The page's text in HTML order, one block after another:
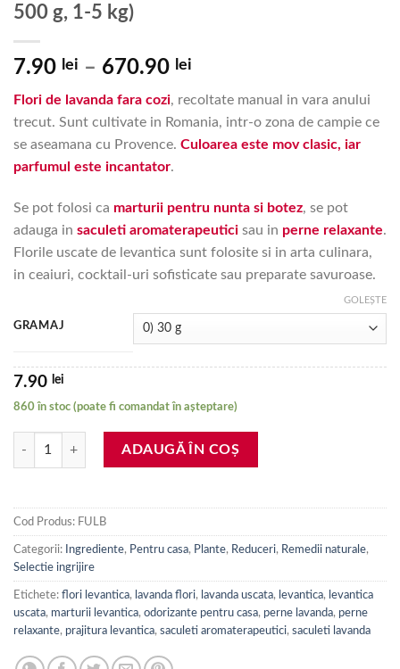
500 g, 1-5 kg)
7.90 lei – 670.90 lei
prețuri:
7.90 lei
până
Flori de lavanda fara cozi, recoltate manual in vara anului
trecut. Sunt cultivate in Romania, intr-o zona de campie ce
se aseamana cu Provence. Culoarea este mov clasic, iar
parfumul este incantator.
Se pot folosi ca marturii pentru nunta si botez, se pot
adauga in saculeti aromaterapeutici sau in perne relaxante.
Florile uscate de levantica sunt folosite si in arta culinara,
in ceaiuri, cocktail-uri sofisticate sau preparate savuroase.
GRAMAJ
GOLEȘTE
7.90 lei
860 în stoc (poate fi comandat în așteptare)
Cantitate Flori uscate de lavanda fara cozi (30-250-500 g, 1-5 kg)
ADAUGĂ ÎN COȘ
Cod Produs: FULB
Categorii: Ingrediente, Pentru casa, Plante, Reduceri, Remedii naturale,
Selectie ingrijire
Etichete: flori levantica, lavanda flori, lavanda uscata, levantica, levantica
uscata, marturii levantica, odorizante pentru casa, perne lavanda, perne
relaxante, prajitura levantica, saculeti aromaterapeutici, saculeti lavanda